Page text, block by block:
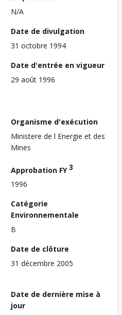
N/A
Date de divulgation
31 octobre 1994
Date d'entrée en vigueur
29 août 1996
Organisme d'exécution
Ministere de l Energie et des
Mines
Approbation FY3
1996
Catégorie
Environnementale
B
Date de clôture
31 décembre 2005
Date de dernière mise à
jour